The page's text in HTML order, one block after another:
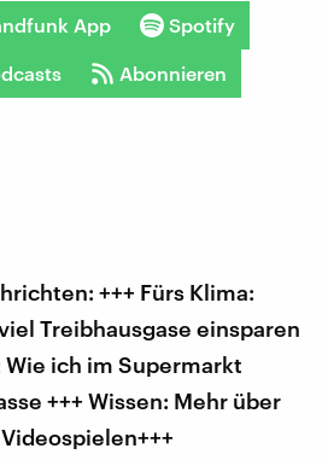
App Spotify
Abonnieren
+++ Fürs Klima:
Treibhausgase einsparen
ich im Supermarkt
+++ Wissen: Mehr über